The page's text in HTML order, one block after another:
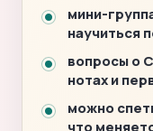
мини-
научиться
вопросы о
нотах и
можно
что